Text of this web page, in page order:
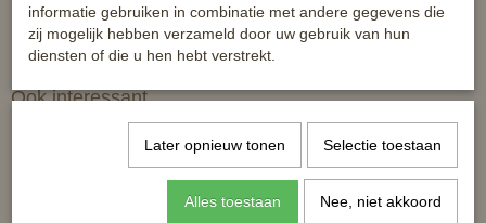
Ook interessant
informatie gebruiken in combinatie met andere gegevens die
zij mogelijk hebben verzameld door uw gebruik van hun
diensten of die u hen hebt verstrekt.
Later opnieuw tonen Selectie toestaan
Alles toestaan Nee, niet akkoord